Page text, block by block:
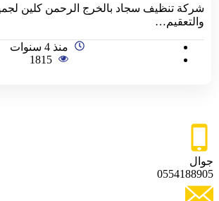
شركة تنظيف سجاد بالخرج الرحمن كلين
والتعقيم…
منذ 4 سنوات
1815
جوال
0554188905